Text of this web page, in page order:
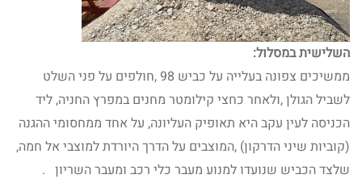
השלישית במסלול:
ממשיכים צפונה בעלייה על כביש 98 ,חולפים על פני השלט
לשביל הגולן ,ולאחר כחצי קילומטר מחנים במפרץ החניה, ליד
הכניסה לעין עקב היא תאופיק העליונה, על אחד ממחסומי ההגנה
(קוביות שיני הדרקון) ,המוצבים על הדרך היורדת למוצבי אל חמה,
שלצד הכביש שנועדו למנוע מעבר כלי רכב ומעבר השריון .